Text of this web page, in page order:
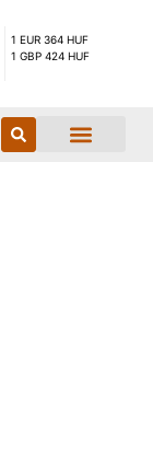
1 EUR 364 HUF
1 GBP 424 HUF